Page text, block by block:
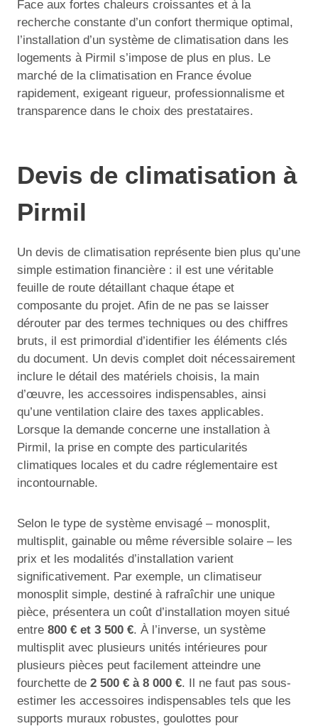
Face aux fortes chaleurs croissantes et à la
recherche constante d’un confort thermique optimal,
l’installation d’un système de climatisation dans les
logements à Pirmil s’impose de plus en plus. Le
marché de la climatisation en France évolue
rapidement, exigeant rigueur, professionnalisme et
transparence dans le choix des prestataires.
Devis de climatisation à
Pirmil
Un devis de climatisation représente bien plus qu’une
simple estimation financière : il est une véritable
feuille de route détaillant chaque étape et
composante du projet. Afin de ne pas se laisser
dérouter par des termes techniques ou des chiffres
bruts, il est primordial d’identifier les éléments clés
du document. Un devis complet doit nécessairement
inclure le détail des matériels choisis, la main
d’œuvre, les accessoires indispensables, ainsi
qu’une ventilation claire des taxes applicables.
Lorsque la demande concerne une installation à
Pirmil, la prise en compte des particularités
climatiques locales et du cadre réglementaire est
incontournable.
Selon le type de système envisagé – monosplit,
multisplit, gainable ou même réversible solaire – les
prix et les modalités d’installation varient
significativement. Par exemple, un climatiseur
monosplit simple, destiné à rafraîchir une unique
pièce, présentera un coût d’installation moyen situé
entre 800 € et 3 500 €. À l’inverse, un système
multisplit avec plusieurs unités intérieures pour
plusieurs pièces peut facilement atteindre une
fourchette de 2 500 € à 8 000 €. Il ne faut pas sous-
estimer les accessoires indispensables tels que les
supports muraux robustes, goulottes pour